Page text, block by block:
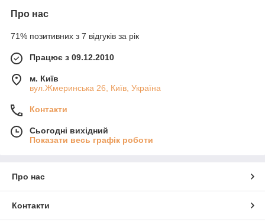
Про нас
71% позитивних з 7 відгуків за рік
Працює з 09.12.2010
м. Київ
вул.Жмеринська 26, Київ, Україна
Контакти
Сьогодні вихідний
Показати весь графік роботи
Про нас
Контакти